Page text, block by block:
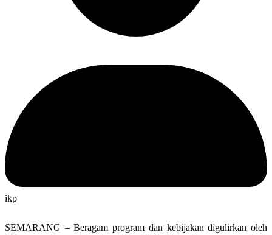
ikp
SEMARANG – Beragam program dan kebijakan digulirkan oleh